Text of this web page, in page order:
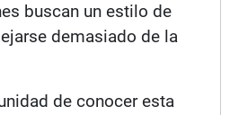
buscan un estilo de
demasiado de la
de conocer esta